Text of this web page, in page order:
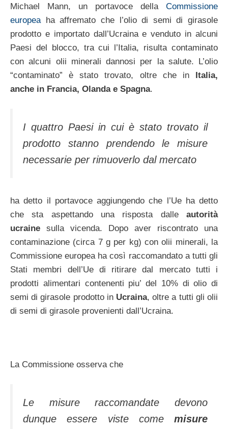
Michael Mann, un portavoce della Commissione
europea ha affremato che l’olio di semi di girasole
prodotto e importato dall’Ucraina e venduto in alcuni
Paesi del blocco, tra cui l’Italia, risulta contaminato
con alcuni olii minerali dannosi per la salute. L’olio
“contaminato” è stato trovato, oltre che in Italia,
anche in Francia, Olanda e Spagna.
I quattro Paesi in cui è stato trovato il
prodotto stanno prendendo le misure
necessarie per rimuoverlo dal mercato
ha detto il portavoce aggiungendo che l’Ue ha detto
che sta aspettando una risposta dalle autorità
ucraine sulla vicenda. Dopo aver riscontrato una
contaminazione (circa 7 g per kg) con olii minerali, la
Commissione europea ha così raccomandato a tutti gli
Stati membri dell’Ue di ritirare dal mercato tutti i
prodotti alimentari contenenti piu’ del 10% di olio di
semi di girasole prodotto in Ucraina, oltre a tutti gli olii
di semi di girasole provenienti dall’Ucraina.
La Commissione osserva che
Le misure raccomandate devono
dunque essere viste come misure